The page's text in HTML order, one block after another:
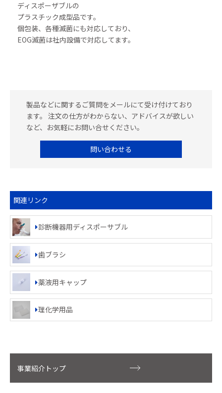
事業紹介トップ
ディスポーザブルの
プラスチック成型品です。
個包装、各種滅菌にも対応しており、
EOG滅菌は社内設備で対応してます。
製品などに関するご質問をメールにて受け付けており
ます。 注文の仕方がわからない、アドバイスが欲しい
など、お気軽にお問い合せください。
問い合わせる
関連リンク
診断機器用ディスポーサブル
歯ブラシ
薬液用キャップ
理化学用品